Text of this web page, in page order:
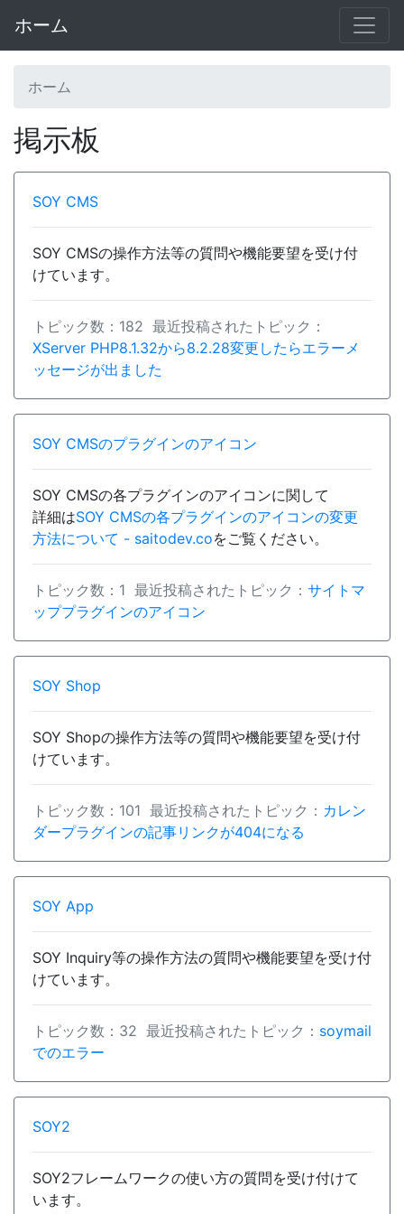
ホーム
ホーム
掲示板
SOY CMS
SOY CMSの操作方法等の質問や機能要望を受け付
けています。
トピック数：182 最近投稿されたトピック：
XServer PHP8.1.32から8.2.28変更したらエラーメ
ッセージが出ました
SOY CMSのプラグインのアイコン
SOY CMSの各プラグインのアイコンに関して
詳細はSOY CMSの各プラグインのアイコンの変更
方法について - saitodev.coをご覧ください。
トピック数：1 最近投稿されたトピック： サイトマ
ッププラグインのアイコン
SOY Shop
SOY Shopの操作方法等の質問や機能要望を受け付
けています。
トピック数：101 最近投稿されたトピック： カレン
ダープラグインの記事リンクが404になる
SOY App
SOY Inquiry等の操作方法の質問や機能要望を受け付
けています。
トピック数：32 最近投稿されたトピック： soymail
でのエラー
SOY2
SOY2フレームワークの使い方の質問を受け付けて
います。